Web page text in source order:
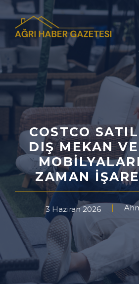
İçeriğe
atla
COSTCO
DIŞ MEKAN
ZAMAN
3 Haziran 2026